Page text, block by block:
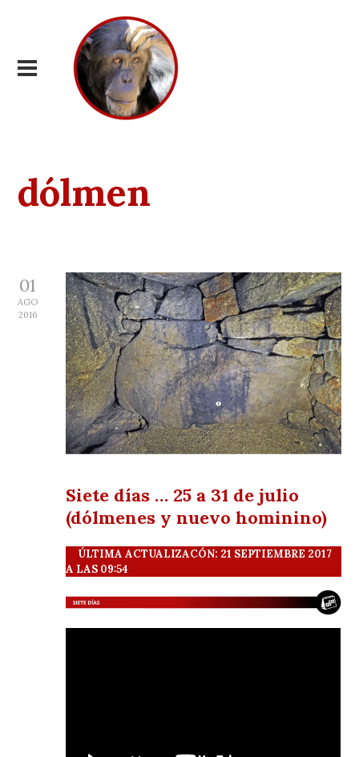
dólmen
01
AGO
2016
Siete días … 25 a 31 de julio
(dólmenes y nuevo hominino)
ÚLTIMA ACTUALIZACÓN: 21 SEPTIEMBRE 2017
A LAS 09:54